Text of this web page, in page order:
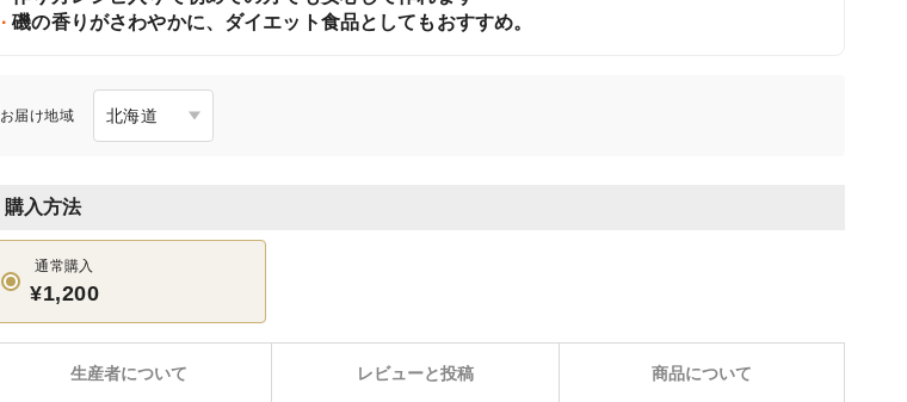
磯の香りがさわやかに、ダイエット食品としてもおすすめ。
お届け地域
購入方法
通常購入
¥1,200
レビューと投稿 商品について
生産者について